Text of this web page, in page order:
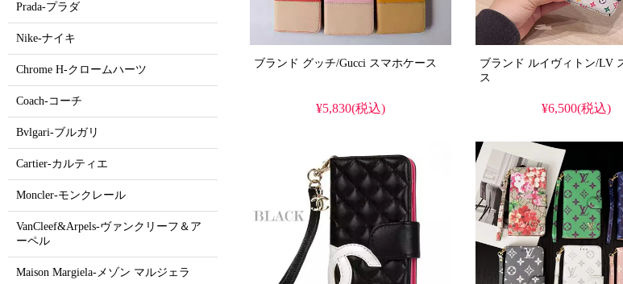
Prada-プラダ
Nike-ナイキ
Chrome H-クロームハーツ
Coach-コーチ
Bvlgari-ブルガリ
Cartier-カルティエ
Moncler-モンクレール
VanCleef&Arpels-ヴァンクリーフ＆ア
ーペル
Maison Margiela-メゾン マルジェラ
ブランド グッチ/Gucci スマホケース
¥5,830(税込)
ブランド ルイヴィトン/LV スマホケー
ス
¥6,500(税込)